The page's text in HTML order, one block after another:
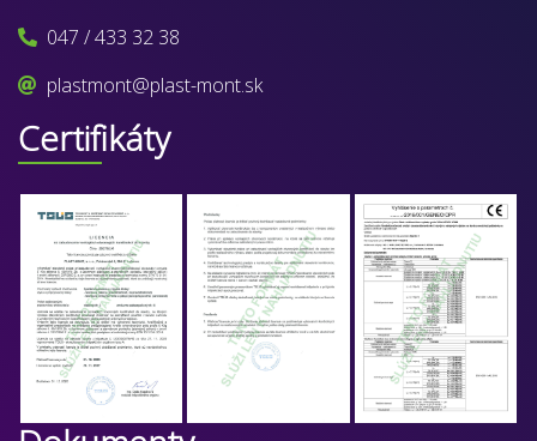
047 / 433 32 38
plastmont@plast-mont.sk
Certifikáty